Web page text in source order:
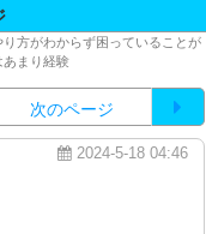
方がわからず困っていることが
あまり経験
次のページ
2024-5-18 04:46